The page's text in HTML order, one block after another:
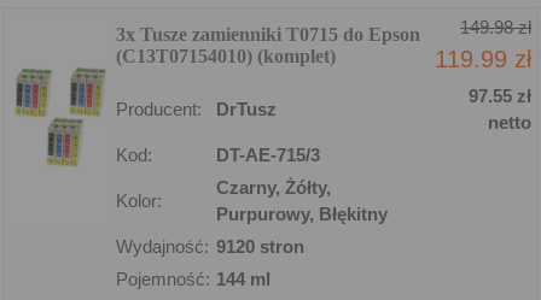
3x Tusze zamienniki T0715 do Epson
(C13T07154010) (komplet)
149.98 zł
119.99 zł
Producent: DrTusz
97.55 zł
netto
Kod:
DT-AE-715/3
Kolor:
Czarny, Żółty,
Purpurowy, Błękitny
Wydajność: 9120 stron
Pojemność: 144 ml